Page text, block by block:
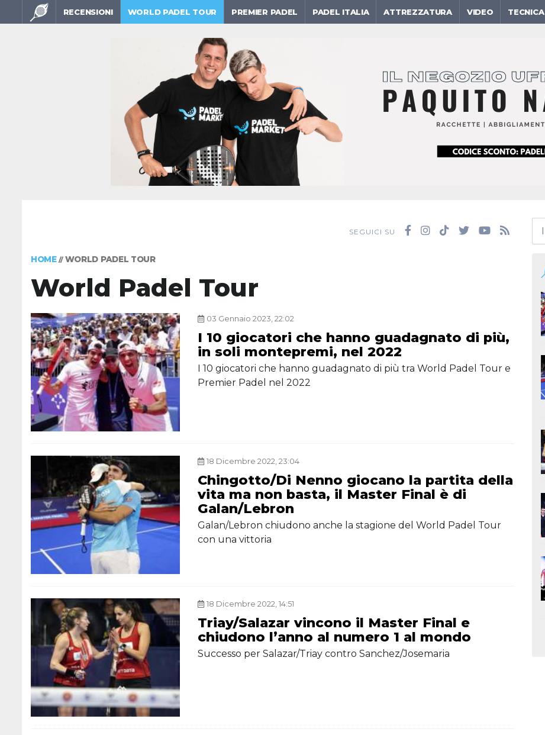
RECENSIONI WORLD PADEL TOUR PREMIER PADEL PADEL ITALIA ATTREZZATURA VIDEO TECNICA
SEGUICI SU
HOME// WORLD PADEL TOUR
World Padel Tour
03 Gennaio 2023, 22:02
I 10 giocatori che hanno guadagnato di più,
in soli montepremi, nel 2022
I 10 giocatori che hanno guadagnato di più tra World Padel Tour e
Premier Padel nel 2022
18 Dicembre 2022, 23:04
Chingotto/Di Nenno giocano la partita della
vita ma non basta, il Master Final è di
Galan/Lebron
Galan/Lebron chiudono anche la stagione del World Padel Tour
con una vittoria
18 Dicembre 2022, 14:51
Triay/Salazar vincono il Master Final e
chiudono l’anno al numero 1 al mondo
Successo per Salazar/Triay contro Sanchez/Josemaria